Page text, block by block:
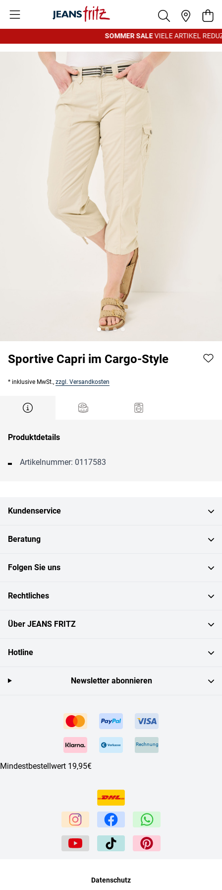
SOMMER SALEVIELE ARTIKEL
Sportive Capri im Cargo-Style
* inklusive MwSt., zzgl. Versandkosten
Produktdetails
Artikelnummer: 0117583
Kundenservice
Beratung
Folgen Sie uns
Rechtliches
Über JEANS FRITZ
Hotline
Rechnung
Mindestbestellwert 19,95€
Newsletter abonnieren
Datenschutz